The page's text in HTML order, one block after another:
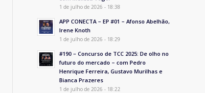
1 de julho de 2026 - 18:38
APP CONECTA – EP #01 – Afonso Abelhão,
Irene Knoth
1 de julho de 2026 - 18:29
#190 – Concurso de TCC 2025: De olho no
futuro do mercado – com Pedro
Henrique Ferreira, Gustavo Murilhas e
Bianca Prazeres
1 de julho de 2026 - 18:22